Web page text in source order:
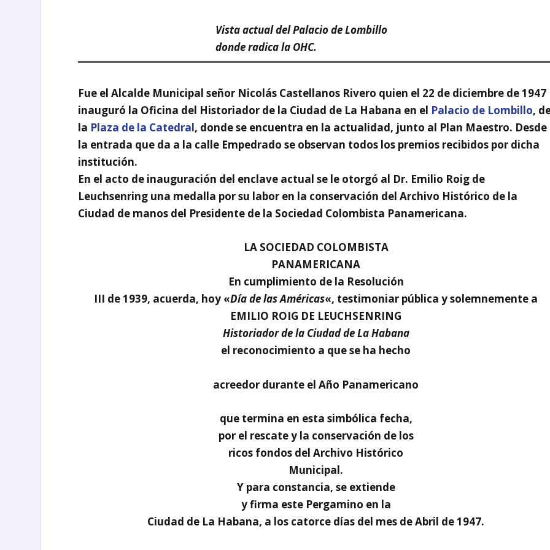
Vista actual del Palacio de Lombillo
donde radica la OHC.
Fue el Alcalde Municipalseñor Nicolás Castellanos Rivero quien el 22 de diciembre de 1947
inauguró la Oficina del Historiador de la Ciudad de La Habana en el Palacio de Lombillo,
la Plaza de la Catedral, donde se encuentra en la actualidad, junto al Plan Maestro. Desde
la entrada que da a la calle Empedrado se observan todos los premios recibidos por dicha
institución.
En el acto de inauguración del enclave actual se le otorgó al Dr. Emilio Roig de
Leuchsenring una medalla por su labor en la conservación delArchivo Histórico de la
Ciudad de manos del Presidente de la Sociedad Colombista Panamericana.
LA SOCIEDAD COLOMBISTA
PANAMERICANA
En cumplimiento de la Resolución
III de 1939, acuerda, hoy «Día de las Américas«, testimoniar pública y solemnemente a
EMILIO ROIG DE LEUCHSENRING
Historiador de la Ciudad de La Habana
el reconocimiento a que se ha hecho
acreedor durante el Año Panamericano
que termina en esta simbólica fecha,
por el rescate y la conservación de los
ricos fondos del Archivo Histórico
Municipal.
Y para constancia, se extiende
y firma este Pergamino en la
Ciudad de La Habana, a los catorce días del mes de Abril de 1947.